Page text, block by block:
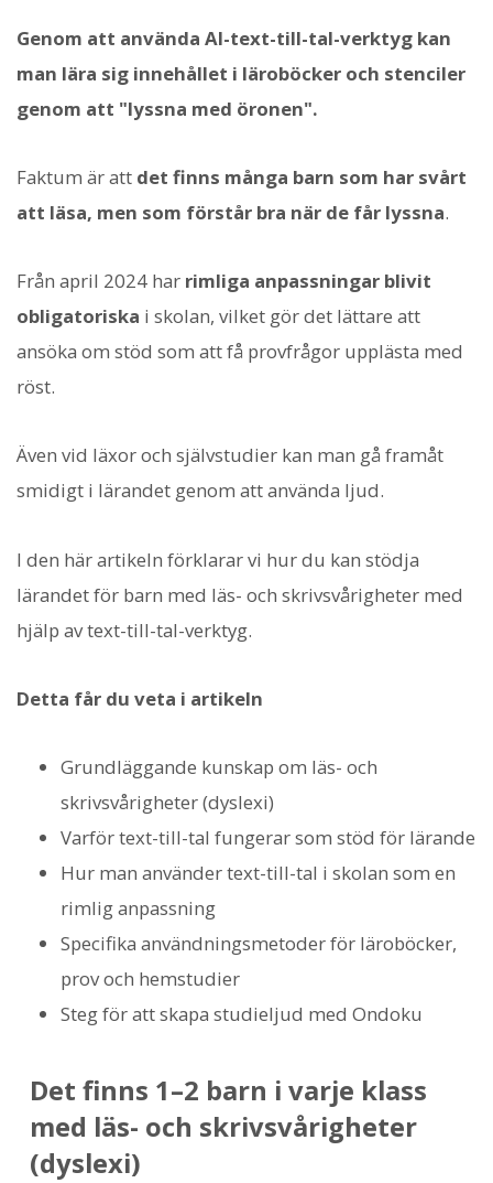
Genom att använda AI-text-till-tal-verktyg kan
man lära sig innehållet i läroböcker och stenciler
genom att "lyssna med öronen".
Faktum är att det finns många barn som har svårt
att läsa, men som förstår bra när de får lyssna.
Från april 2024 har rimliga anpassningar blivit
obligatoriska i skolan, vilket gör det lättare att
ansöka om stöd som att få provfrågor upplästa med
röst.
Även vid läxor och självstudier kan man gå framåt
smidigt i lärandet genom att använda ljud.
I den här artikeln förklarar vi hur du kan stödja
lärandet för barn med läs- och skrivsvårigheter med
hjälp av text-till-tal-verktyg.
Detta får du veta i artikeln
Grundläggande kunskap om läs- och
skrivsvårigheter (dyslexi)
Varför text-till-tal fungerar som stöd för lärande
Hur man använder text-till-tal i skolan som en
rimlig anpassning
Specifika användningsmetoder för läroböcker,
prov och hemstudier
Steg för att skapa studieljud med Ondoku
Det finns 1–2 barn i varje klass
med läs- och skrivsvårigheter
(dyslexi)